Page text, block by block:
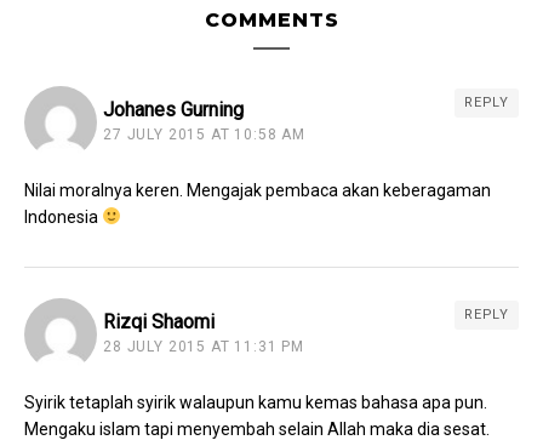
COMMENTS
Johanes Gurning
27 JULY 2015 AT 10:58 AM
REPLY
Nilai moralnya keren. Mengajak pembaca akan keberagaman
Indonesia
Rizqi Shaomi
28 JULY 2015 AT 11:31 PM
REPLY
Syirik tetaplah syirik walaupun kamu kemas bahasa apa pun.
Mengaku islam tapi menyembah selain Allah maka dia sesat.